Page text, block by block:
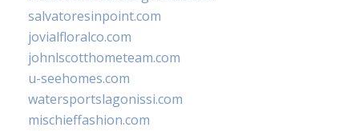
salvatoresinpoint.com
jovialfloralco.com
johnlscotthometeam.com
u-seehomes.com
watersportslagonissi.com
mischieffashion.com